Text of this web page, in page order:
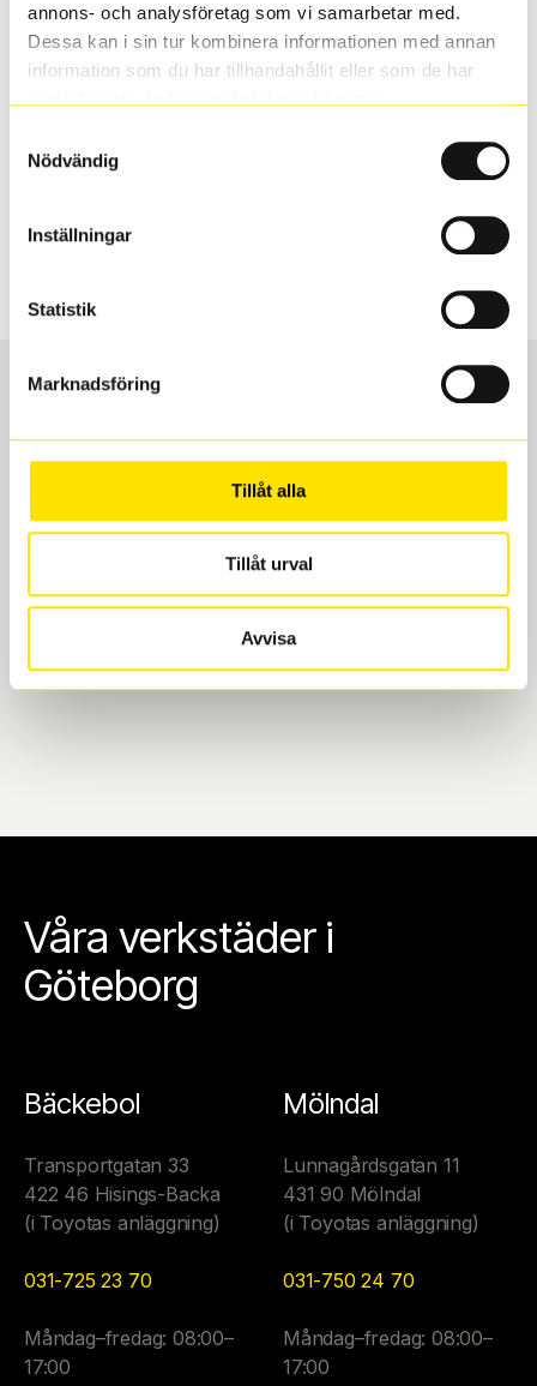
annons- och analysföretag som vi samarbetar med.
Dessa kan i sin tur kombinera informationen med annan
information som du har tillhandahållit eller som de har
Nödvändig
Inställningar
Statistik
Marknadsföring
Tillåt alla
Tillåt urval
Avvisa
Ange registreringsnummer för att se om det däck du
valt passar din bilmodell. Om du köper däck som skall
sättas på dina befintliga fälgar, se till att kolla en extra
inte vara samma dimension som bilen hade ut från
Boka och hämta hos Däckspecialen
När du beställer dina nya däck eller fälgar hos oss
levereras de direkt till någon av våra däckverkstäder i
Göteborg. Välj mellan Hisingen (Bäckebol) eller
Mölndal. I beställningen anger du datum och tid för
vi till att de uppfyller alla krav för en säker körning.
Våra verkstäder i
Göteborg
Bäckebol
Transportgatan 33
422 46 Hisings-Backa
(i Toyotas anläggning)
031-725 23 70
Måndag–fredag: 08:00–
17:00
Mölndal
Lunnagårdsgatan 11
431 90 Mölndal
(i Toyotas anläggning)
031-750 24 70
Måndag–fredag: 08:00–
17:00